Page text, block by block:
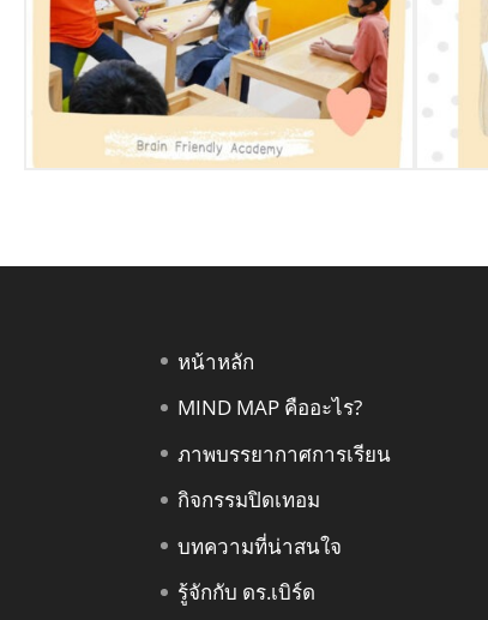
หน้าหลัก
MIND MAP คืออะไร?
ภาพบรรยากาศการเรียน
กิจกรรมปิดเทอม
บทความที่น่าสนใจ
รู้จักกับ ดร.เบิร์ด